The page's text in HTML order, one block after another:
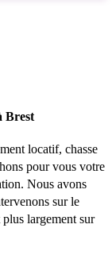
Brest
locatif, chasse
pour vous votre
Nous avons
sur le
largement sur